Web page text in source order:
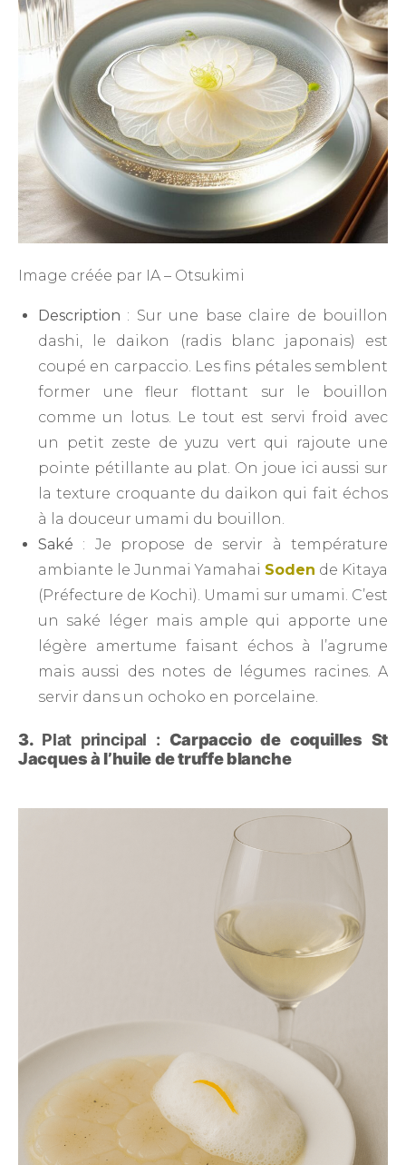
Image créée par IA – Otsukimi
Description : Sur une base claire de bouillon
dashi, le daikon (radis blanc japonais) est
coupé en carpaccio. Les fins pétales semblent
former une fleur flottant sur le bouillon
comme un lotus. Le tout est servi froid avec
un petit zeste de yuzu vert qui rajoute une
pointe pétillante au plat. On joue ici aussi sur
la texture croquante du daikon qui fait échos
à la douceur umami du bouillon.
Saké : Je propose de servir à température
ambiante le Junmai Yamahai Soden de Kitaya
(Préfecture de Kochi). Umami sur umami. C’est
un saké léger mais ample qui apporte une
légère amertume faisant échos à l’agrume
mais aussi des notes de légumes racines. A
servir dans un ochoko en porcelaine.
3. Plat principal : Carpaccio de coquilles St
Jacques à l’huile de truffe blanche